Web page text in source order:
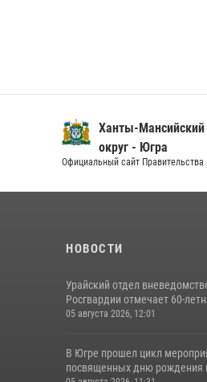
Ханты-
округ - Югра
Официальный сайт Правительства
НОВОСТИ
Урайский отдел
Росгвардии отмечает 60-
05 августа 2026, 12:01
В Югре прошел цикл
посвященных дню рождения